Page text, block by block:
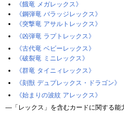
《餓竜 メガレックス》
《鋼弾竜 バラッジレックス》
《突撃竜 アサルトレックス》
《凶弾竜 ラプトレックス》
《古代竜 ベビーレックス》
《破裂竜 ミニレックス》
《群竜 タイニィレックス》
《刻獣 デュプレックス・ドラゴン》
《始まりの波紋 アレックス》
―「レックス」を含むカードに関する能